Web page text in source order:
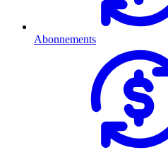
Abonnements